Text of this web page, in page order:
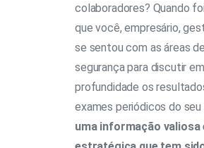
colaboradores? Quando
que você, empresário,
se sentou com as áreas
segurança para discutir em
profundidade os
exames periódicos do seu
uma informação valiosa